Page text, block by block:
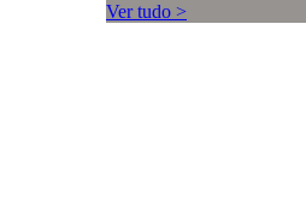
Ver tudo >